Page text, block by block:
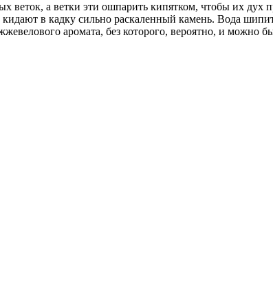
а ветки эти ошпарить кипятком, чтобы их дух
в кадку сильно раскаленный камень. Вода
аромата, без которого, вероятно, и можно